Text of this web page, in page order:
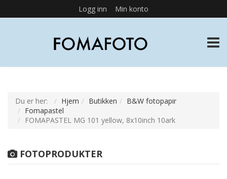
Logg inn Min konto
Du er her: Hjem Butikken
B&W fotopapir
Fomapastel
FOMAPASTEL MG 101 yellow, 8x10inch 10ark
FOTOPRODUKTER